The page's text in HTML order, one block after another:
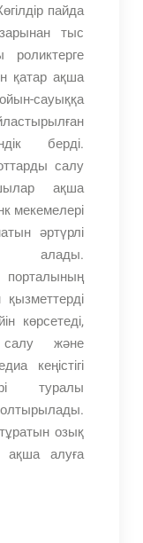
пайда
тыс
қатар ақша
сауыққа
берді.
салу
ақша
мекемелері
әртүрлі
алады.
көрсетеді,
салу және
кеңістігі
туралы
озық
ақша алуға